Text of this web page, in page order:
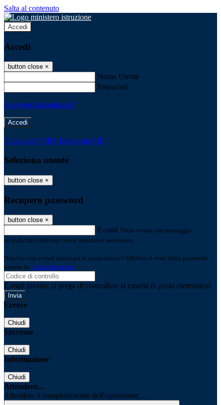
Salta al contenuto
Accedi
Accedi
button close ×
Nome Utente
Password
Password dimenticata?
-
Entra con SPID Entra con CIE
Seleziona utente
button close ×
Recupero password
button close ×
E-mail Verrà inviato un messaggio
all'indirizzo indicato con le istruzioni necessarie.
Non hai una e-mail associata al nome utente? Effettua il reset della password
tramite la Login Spaggiari
E-mail inviata, si prega di controllare la casella di posta elettronica!
Errore
Chiudi
Successo
Chiudi
Informazione
Chiudi
Attendere...
Attendere il completamento dell'operazione...